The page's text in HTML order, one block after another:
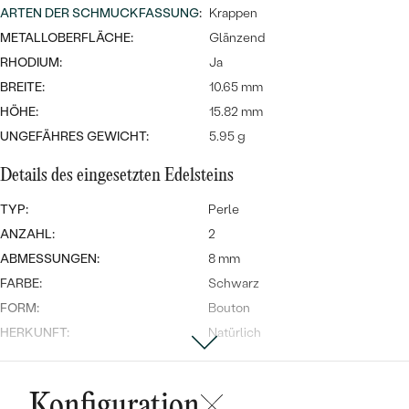
Wave Kollektion
ANSEHEN
NACH DER FARBE
NACH DER FORM
DIAMANTEN
Ohrrinnge
ANSEHEN
Personalisierte
Halsketten
ANSEHEN
Meistverkaufte
ANSEHEN
ARTEN DER SCHMUCKFASSUNG: Krappen
METALLOBERFLÄCHE:
Glänzend
RHODIUM:
Ja
BREITE:
10.65 mm
HÖHE:
15.82 mm
UNGEFÄHRES GEWICHT:
5.95 g
Details des eingesetzten Edelsteins
TYP:
Perle
ANZAHL:
2
ABMESSUNGEN:
8 mm
FARBE:
Schwarz
FORM:
Bouton
HERKUNFT:
Natürlich
Kubischer Zirkonia